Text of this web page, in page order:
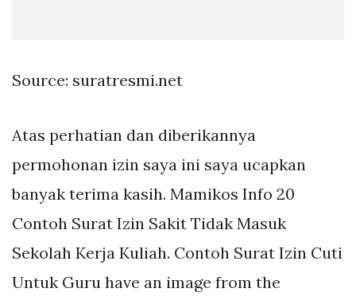
Source: suratresmi.net
Atas perhatian dan diberikannya
permohonan izin saya ini saya ucapkan
banyak terima kasih. Mamikos Info 20
Contoh Surat Izin Sakit Tidak Masuk
Sekolah Kerja Kuliah. Contoh Surat Izin Cuti
Untuk Guru have an image from the